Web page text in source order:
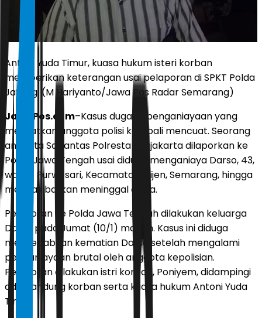
Antoni Yuda Timur, kuasa hukum isteri korban
memberikan keterangan usai pelaporan di SPKT Polda
Jateng. (M Hariyanto/Jawa Pos Radar Semarang)
JawaPos.com–Kasus dugaan penganiayaan yang
melibatkan anggota polisi kembali mencuat. Seorang
anggota Satlantas Polresta Jogjakarta dilaporkan ke
Polda Jawa Tengah usai diduga menganiaya Darso, 43,
warga Purwosari, Kecamatan Mijen, Semarang, hingga
mengakibatkan meninggal dunia.
Pelaporan ke Polda Jawa Tengah dilakukan keluarga
Darso pada Jumat (10/1) malam. Kasus ini diduga
menyebabkan kematian Darso setelah mengalami
penganiayaan brutal oleh anggota kepolisian.
Pelaporan dilakukan istri korban, Poniyem, didampingi
adik kandung korban serta kuasa hukum Antoni Yuda
Timur.